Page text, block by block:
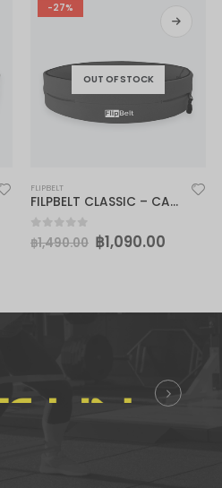
-27%
OUT OF STOCK
FLIPBELT
FILPBELT CLASSIC – CARBON
0out of 5
฿1,490.00 ฿1,090.00